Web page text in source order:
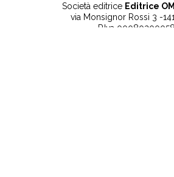
Società editrice Editrice
via Monsignor Rossi 3 -
P.Iva 00080200058